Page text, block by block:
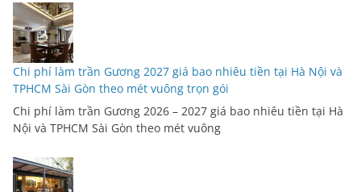
Chi phí làm trần Gương 2027 giá bao nhiêu tiền tại Hà Nội và
TPHCM Sài Gòn theo mét vuông trọn gói
Chi phí làm trần Gương 2026 – 2027 giá bao nhiêu tiền tại Hà
Nội và TPHCM Sài Gòn theo mét vuông